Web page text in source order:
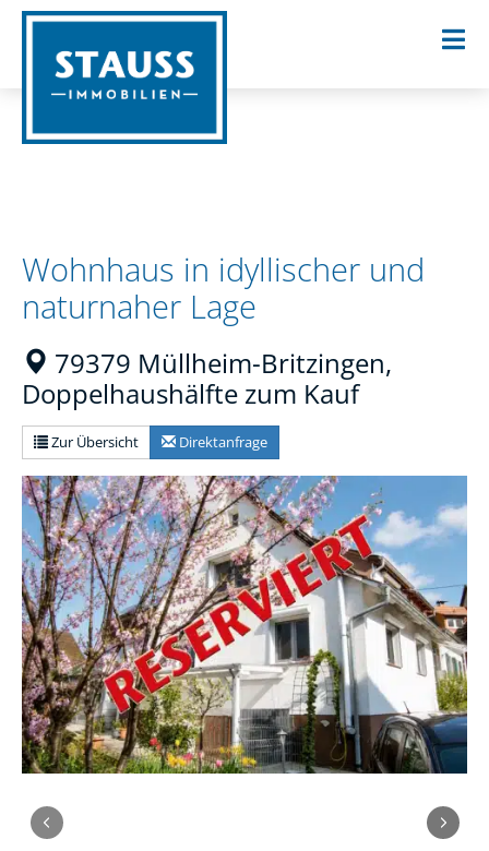
Wohnhaus in idyllischer und
naturnaher Lage
79379 Müllheim-Britzingen,
Doppelhaushälfte zum Kauf
Zur Übersicht Direktanfrage